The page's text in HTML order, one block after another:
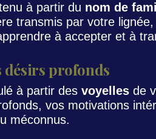
à partir du nom de
transmis par votre
à accepter et à
désirs profonds
à partir des voyelles de
vos motivations
méconnus.